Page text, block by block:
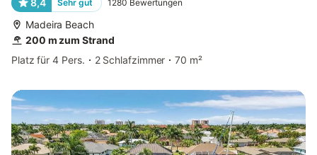
8,4 Sehr gut 1280 Bewertungen
Madeira Beach
200 m zum Strand
Platz für 4 Pers.
2 Schlafzimmer 70 m²